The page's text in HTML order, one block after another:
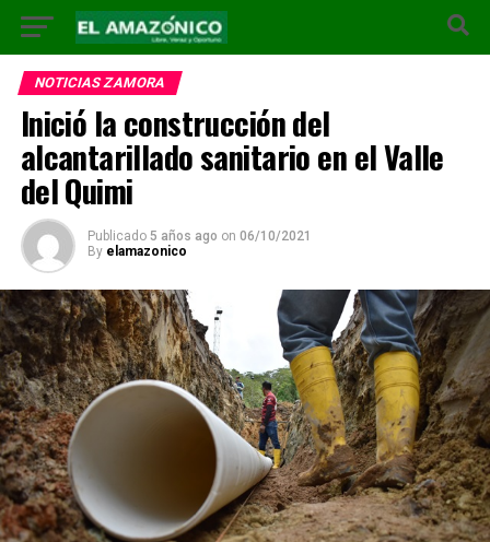
NOTICIAS ZAMORA
Inició la construcción del
alcantarillado sanitario en el Valle
del Quimi
Publicado 5 años ago on 06/10/2021
By elamazonico